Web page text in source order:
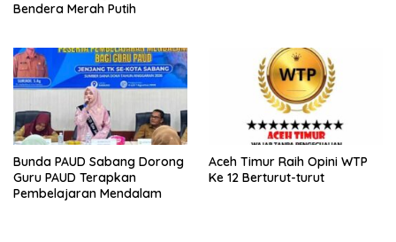
Bendera Merah Putih
Bunda PAUD Sabang Dorong
Guru PAUD Terapkan
Pembelajaran Mendalam
Aceh Timur Raih Opini WTP
Ke 12 Berturut-turut